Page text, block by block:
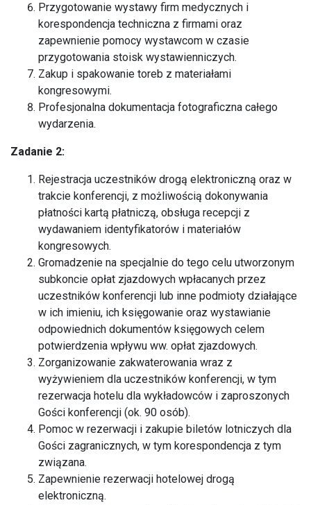
Przygotowanie wystawy firm medycznych i
korespondencja techniczna z firmami oraz
zapewnienie pomocy wystawcom w czasie
przygotowania stoisk wystawienniczych.
Zakup i spakowanie toreb z materiałami
kongresowymi.
Profesjonalna dokumentacja fotograficzna całego
wydarzenia.
Zadanie 2:
Rejestracja uczestników drogą elektroniczną oraz w
trakcie konferencji, z możliwością dokonywania
płatności kartą płatniczą, obsługa recepcji z
wydawaniem identyfikatorów i materiałów
kongresowych.
Gromadzenie na specjalnie do tego celu utworzonym
subkoncie opłat zjazdowych wpłacanych przez
uczestników konferencji lub inne podmioty działające
w ich imieniu, ich księgowanie oraz wystawianie
odpowiednich dokumentów księgowych celem
potwierdzenia wpływu ww. opłat zjazdowych.
Zorganizowanie zakwaterowania wraz z
wyżywieniem dla uczestników konferencji, w tym
rezerwacja hotelu dla wykładowców i zaproszonych
Gości konferencji (ok. 90 osób).
Pomoc w rezerwacji i zakupie biletów lotniczych dla
Gości zagranicznych, w tym korespondencja z tym
związana.
Zapewnienie rezerwacji hotelowej drogą
elektroniczną.